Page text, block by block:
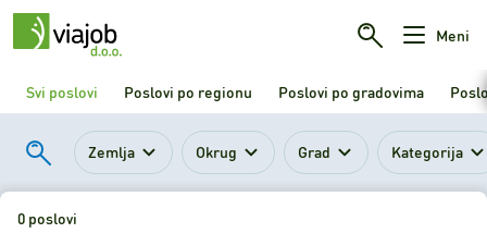
Meni
Svi poslovi Poslovi po regionu Poslovi po gradovima
Zemlja Okrug Grad Kategorija
0 poslovi